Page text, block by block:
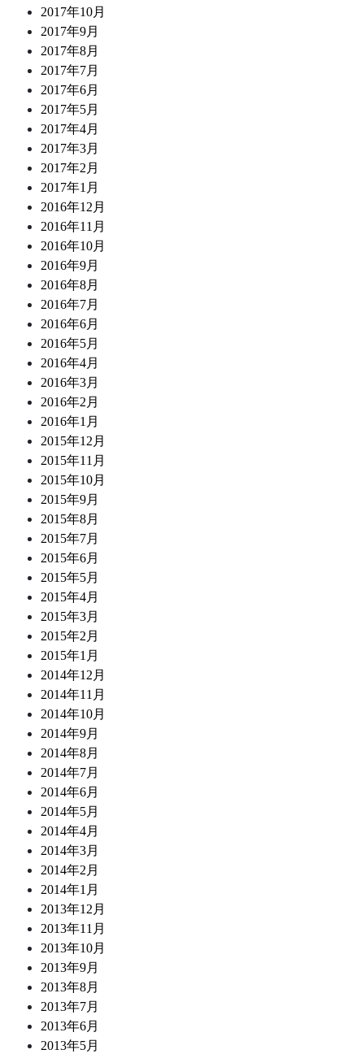
2017年10月
2017年9月
2017年8月
2017年7月
2017年6月
2017年5月
2017年4月
2017年3月
2017年2月
2017年1月
2016年12月
2016年11月
2016年10月
2016年9月
2016年8月
2016年7月
2016年6月
2016年5月
2016年4月
2016年3月
2016年2月
2016年1月
2015年12月
2015年11月
2015年10月
2015年9月
2015年8月
2015年7月
2015年6月
2015年5月
2015年4月
2015年3月
2015年2月
2015年1月
2014年12月
2014年11月
2014年10月
2014年9月
2014年8月
2014年7月
2014年6月
2014年5月
2014年4月
2014年3月
2014年2月
2014年1月
2013年12月
2013年11月
2013年10月
2013年9月
2013年8月
2013年7月
2013年6月
2013年5月